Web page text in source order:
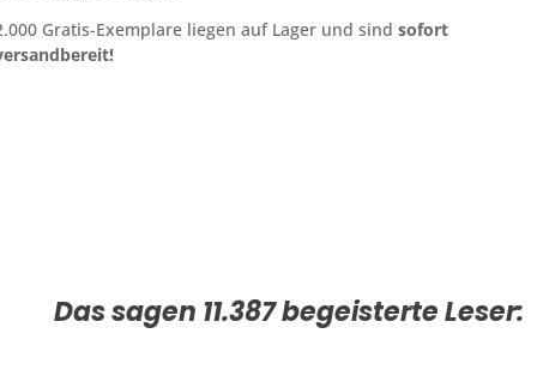
Gratis-Exemplare liegen auf Lager und sind sofort
Das sagen 11.387 begeisterte Leser: